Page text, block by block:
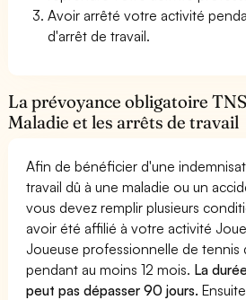
Avoir arrêté votre activité
d'arrêt de travail.
La prévoyance obligatoire
Maladie et les arrêts de travail
Afin de bénéficier d'une
travail dû à une maladie ou un
vous devez remplir plusieurs
avoir été affilié à votre activité
Joueuse professionnelle de
pendant au moins 12 mois. La
peut pas dépasser 90 jours.